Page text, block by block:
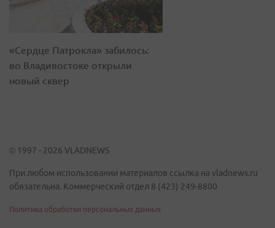
«Сердце Патрокла» забилось:
во Владивостоке открыли
новый сквер
© 1997 - 2026 VLADNEWS
При любом использовании материалов ссылка на vladnews.ru
обязательна. Коммерческий отдел 8 (423) 249-8800
Политика обработки персональных данных